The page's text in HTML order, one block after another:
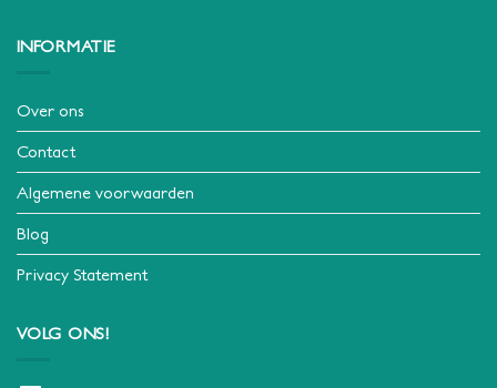
INFORMATIE
Over ons
Contact
Algemene voorwaarden
Blog
Privacy Statement
VOLG ONS!